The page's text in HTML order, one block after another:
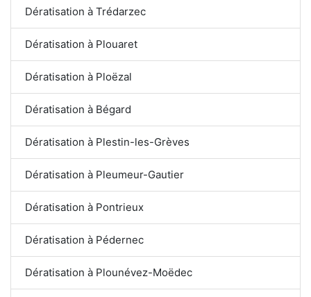
Dératisation à Trédarzec
Dératisation à Plouaret
Dératisation à Ploëzal
Dératisation à Bégard
Dératisation à Plestin-les-Grèves
Dératisation à Pleumeur-Gautier
Dératisation à Pontrieux
Dératisation à Pédernec
Dératisation à Plounévez-Moëdec